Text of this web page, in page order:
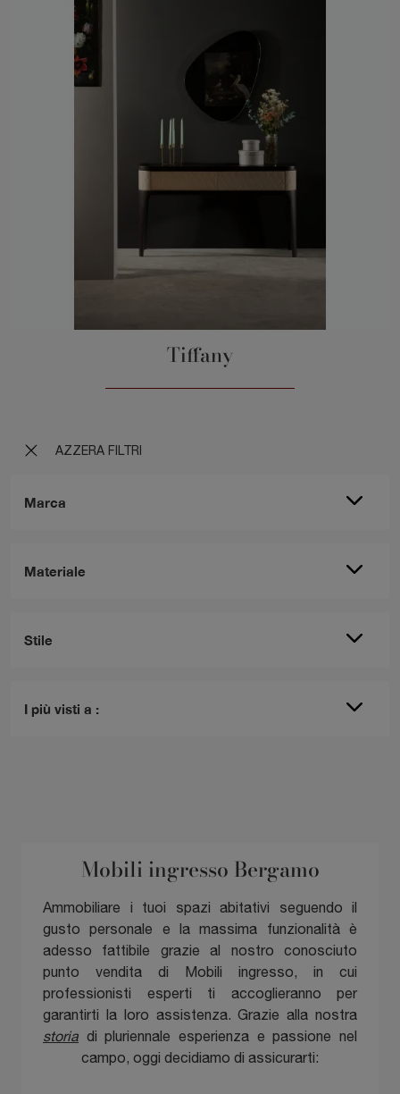
AZZERA FILTRI
Marca
Materiale
Stile
I più visti a :
Tiffany
Mobili ingresso Bergamo
Ammobiliare i tuoi spazi abitativi seguendo il
gusto personale e la massima funzionalità è
adesso fattibile grazie al nostro conosciuto
punto vendita di Mobili ingresso, in cui
professionisti esperti ti accoglieranno per
garantirti la loro assistenza. Grazie alla nostra
storia di pluriennale esperienza e passione nel
campo, oggi decidiamo di assicurarti: